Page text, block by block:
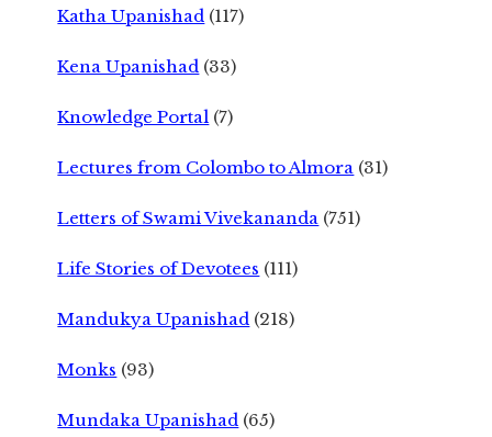
Katha Upanishad (117)
Kena Upanishad (33)
Knowledge Portal (7)
Lectures from Colombo to Almora (31)
Letters of Swami Vivekananda (751)
Life Stories of Devotees (111)
Mandukya Upanishad (218)
Monks (93)
Mundaka Upanishad (65)